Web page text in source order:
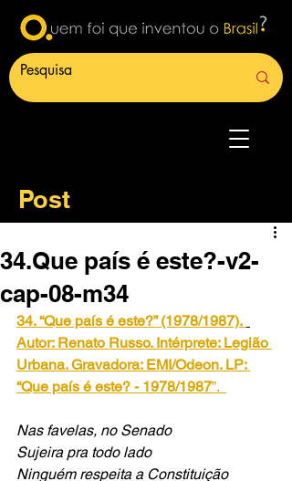
Post
34.Que país é este?-v2-
cap-08-m34
34. “Que país é este?” (1978/1987).
Autor: Renato Russo. Intérprete: Legião
Urbana. Gravadora: EMI/Odeon. LP:
“Que país é este? - 1978/1987”.
Nas favelas, no Senado
Sujeira pra todo lado
Ninguém respeita a Constituição